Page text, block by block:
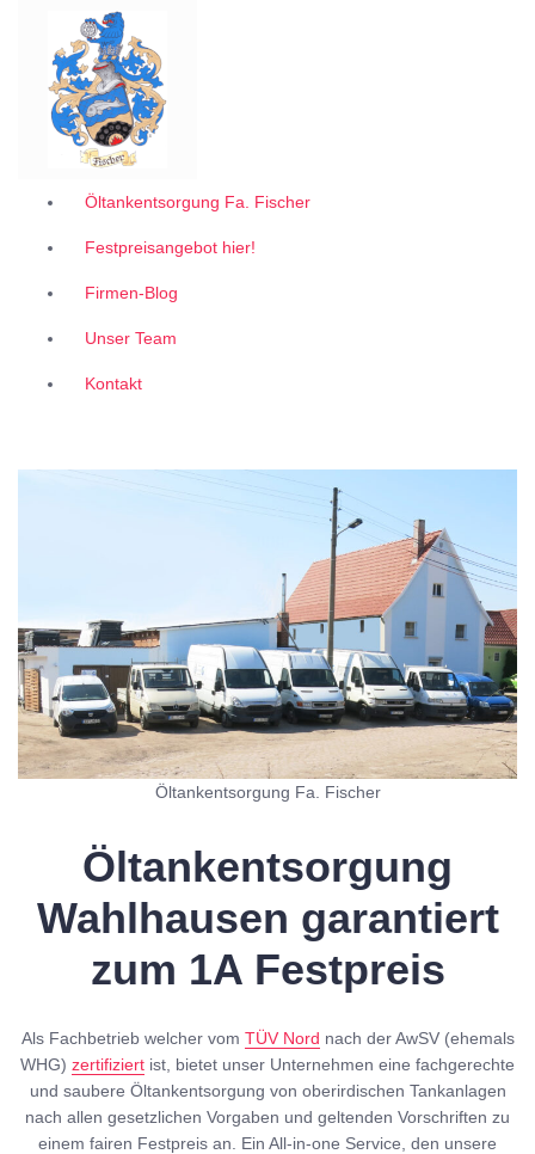
Garantiert zum 1A Festpreis
Öltankentsorgung Fa. Fischer
Festpreisangebot hier!
Firmen-Blog
Unser Team
Kontakt
Öltankentsorgung Fa. Fischer
Öltankentsorgung
Wahlhausen garantiert
zum 1A Festpreis
Als Fachbetrieb welcher vom TÜV Nord nach der AwSV (ehemals
WHG) zertifiziert ist, bietet unser Unternehmen eine fachgerechte
und saubere Öltankentsorgung von oberirdischen Tankanlagen
nach allen gesetzlichen Vorgaben und geltenden Vorschriften zu
einem fairen Festpreis an. Ein All-in-one Service, den unsere